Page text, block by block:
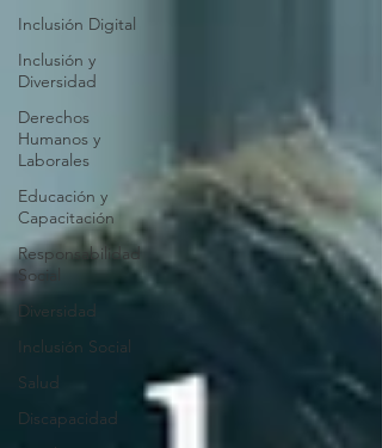
Inclusión Digital
Inclusión y
Diversidad
Derechos
Humanos y
Laborales
Educación y
Capacitación
Responsabilidad
Social
Diversidad
Inclusión Social
Salud
Discapacidad